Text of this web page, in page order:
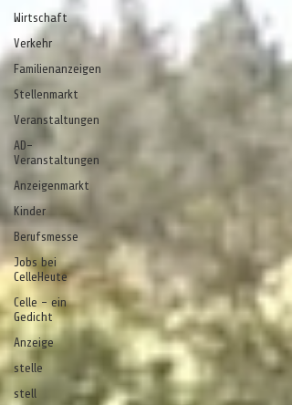
Wirtschaft
Verkehr
Familienanzeigen
Stellenmarkt
Veranstaltungen
AD-
Veranstaltungen
Anzeigenmarkt
Kinder
Berufsmesse
Jobs bei
CelleHeute
Celle - ein
Gedicht
Anzeige
stelle
stell